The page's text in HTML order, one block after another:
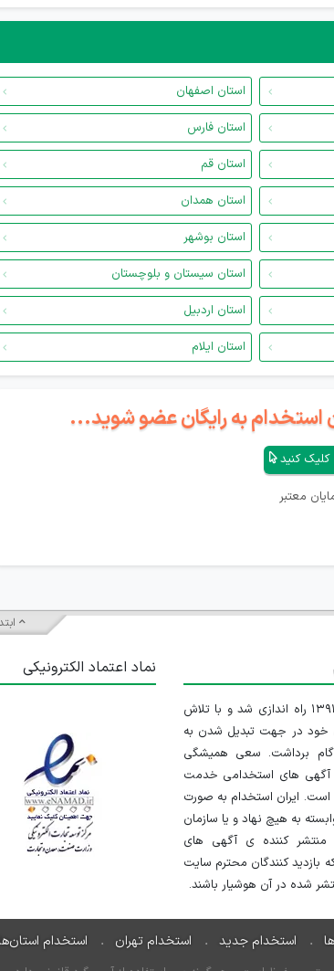
استان اصفهان
استان فارس
استان قم
استان همدان
استان بوشهر
استان سیستان و بلوچستان
استان اردبیل
استان ایلام
استخدام به رایگان عضو شوید...
کلیک کنید
معتبر
سایت ایران استخدام در تاریخ ۱۳۹۱/۱/۱۰ راه اندازی شد و با تلاش
خود در جهت تبدیل شدن به
برداشت. سعی همیشگی
آگهی های استخدامی خدمت
است. ایران استخدام به صورت
به هیچ نهاد و یا سازمان
منتشر کننده ی آگهی های
بازدید کنندگان محترم سایت
شده در آن هوشیار باشند.
نماد اعتماد الکترونیکی
استخدام جدید استخدام تهران استخدام